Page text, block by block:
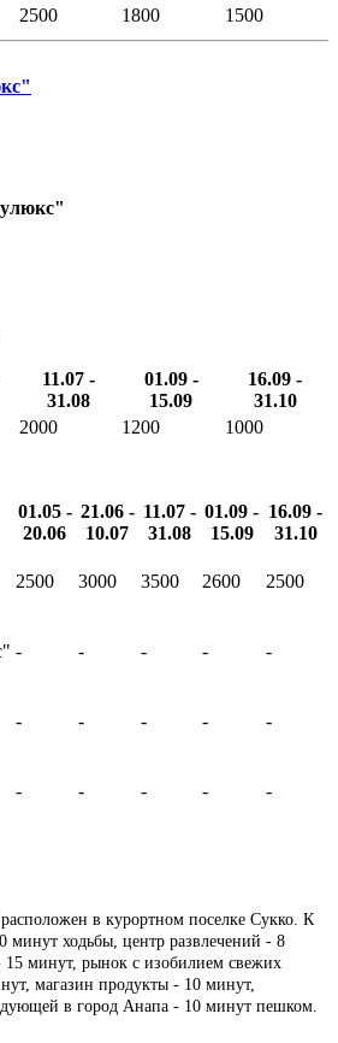
2500 1800 1500
11.07 -
31.08
01.09 -
15.09
16.09 -
31.10
2000 1200 1000
01.05 -
20.06
21.06 -
10.07
11.07 -
31.08
01.09 -
15.09
16.09 -
31.10
2500 3000 3500 2600 2500
- - - - -
- - - - -
- - - - -
в курортном поселке Сукко. К
ходьбы, центр развлечений - 8
15 минут, рынок с изобилием свежих
магазин продукты - 10 минут,
в город Анапа - 10 минут пешком.